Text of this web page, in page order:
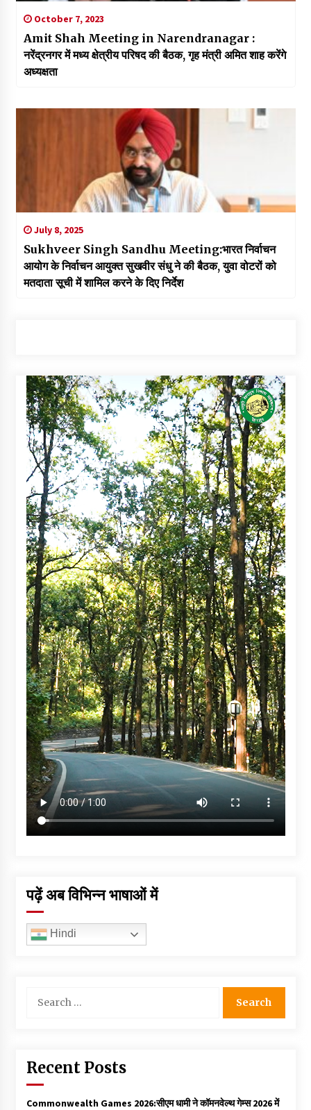
October 7, 2023
Amit Shah Meeting in Narendranagar :
नरेंद्रनगर में मध्य क्षेत्रीय परिषद की बैठक, गृह मंत्री अमित शाह करेंगे
अध्यक्षता
July 8, 2025
Sukhveer Singh Sandhu Meeting:भारत निर्वाचन
आयोग के निर्वाचन आयुक्त सुखवीर संधु ने की बैठक, युवा वोटरों को
मतदाता सूची में शामिल करने के दिए निर्देश
पढ़ें अब विभिन्न भाषाओं में
Hindi
for:
Recent Posts
Commonwealth Games 2026:सीएम धामी ने कॉमनवेल्थ गेम्स 2026 में